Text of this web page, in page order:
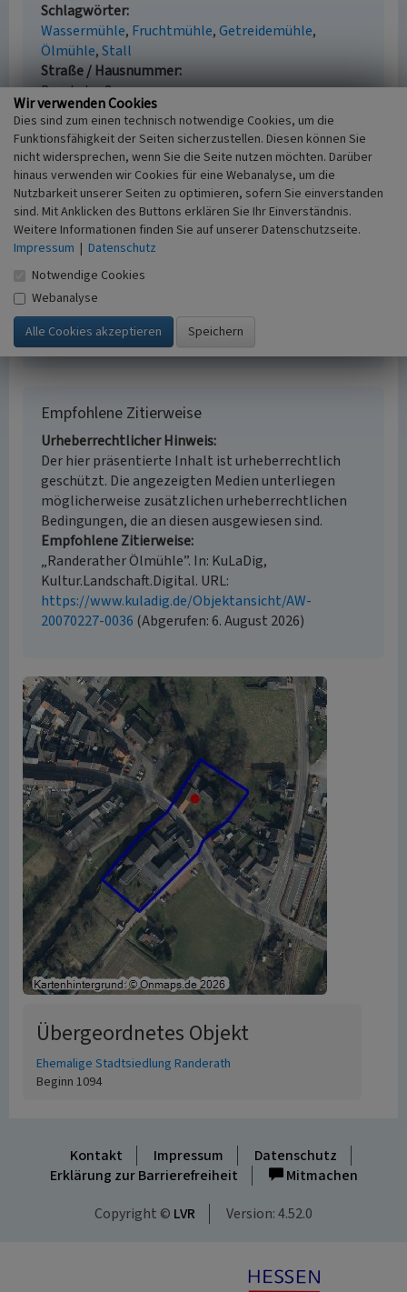
Schlagwörter
Wassermühle Fruchtmühle Getreidemühle
Ölmühle Stall
Straße / Hausnummer
Buschstraße
Ort
52525 Heinsberg - Randerath
Fachsicht(en)
Kulturlandschaftspflege, Landeskunde
Erfassungsmaßstab
i.d.R. 1:5.000 (größer als 1:20.000)
Erfassungsmethode
Auswertung historischer Karten,
Literaturauswertung, Geländebegehung/-
kartierung
Historischer Zeitraum
Beginn 1503
Empfohlene Zitierweise
Urheberrechtlicher Hinweis
Der hier präsentierte Inhalt ist urheberrechtlich
geschützt. Die angezeigten Medien unterliegen
möglicherweise zusätzlichen urheberrechtlichen
Bedingungen, die an diesen ausgewiesen sind.
Empfohlene Zitierweise
„Randerather Ölmühle”. In: KuLaDig,
Kultur.Landschaft.Digital. URL:
https://www.kuladig.de/Objektansicht/AW-
20070227-0036 (Abgerufen: 6. August 2026)
Übergeordnetes Objekt
Ehemalige Stadtsiedlung Randerath
Beginn 1094
Kontakt Impressum
Datenschutz
Erklärung zur Barrierefreiheit
Mitmachen
Copyright © LVR Version: 4.52.0
Wir verwenden Cookies
Dies sind zum einen technisch notwendige Cookies, um die
Funktionsfähigkeit der Seiten sicherzustellen. Diesen können Sie
nicht widersprechen, wenn Sie die Seite nutzen möchten. Darüber
hinaus verwenden wir Cookies für eine Webanalyse, um die
Nutzbarkeit unserer Seiten zu optimieren, sofern Sie einverstanden
sind. Mit Anklicken des Buttons erklären Sie Ihr Einverständnis.
Weitere Informationen finden Sie auf unserer Datenschutzseite.
Impressum | Datenschutz
Notwendige Cookies
Webanalyse